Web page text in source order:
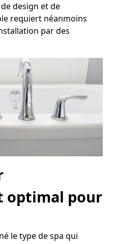
design et de
requiert néanmoins
par des
optimal pour
le type de spa qui